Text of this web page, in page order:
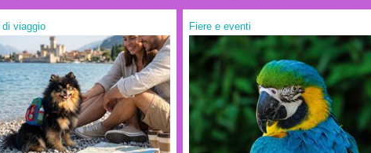
di viaggio Fiere e eventi